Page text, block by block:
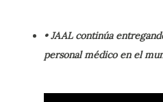
• JAAL continúa
personal médico en el